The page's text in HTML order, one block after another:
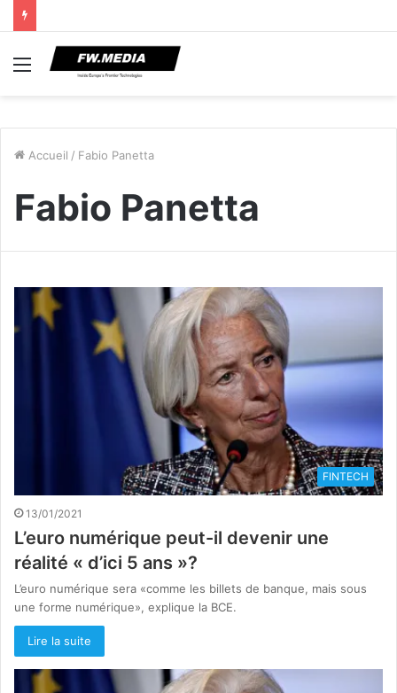
Menu
Accueil / Fabio Panetta
Fabio Panetta
FINTECH
13/01/2021
L’euro numérique peut-il devenir une
réalité « d’ici 5 ans »?
L’euro numérique sera «comme les billets de banque, mais sous
une forme numérique», explique la BCE.
Lire la suite